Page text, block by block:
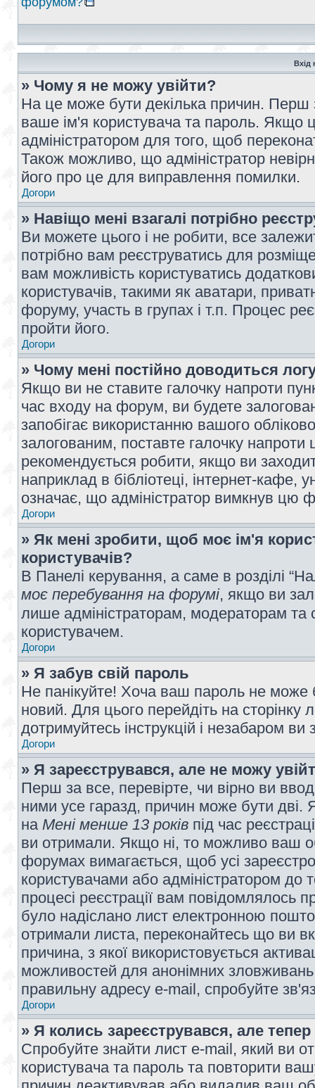
Вхід
» Чому я не можу увійти?
На це може бути декілька причин. Перш
ваше ім'я користувача та пароль. Якщо
адміністратором для того, щоб
Також можливо, що адміністратор
його про це для виправлення помилки.
Догори
» Навіщо мені взагалі потрібно
Ви можете цього і не робити, все
потрібно вам реєструватись для
вам можливість користуватись
користувачів, такими як аватари,
форуму, участь в групах і т.п. Процес
пройти його.
Догори
» Чому мені постійно доводиться
Якщо ви не ставите галочку напроти
час входу на форум, ви будете
запобігає використанню вашого
залогованим, поставте галочку
рекомендується робити, якщо ви
наприклад в бібліотеці, інтернет-кафе,
означає, що адміністратор вимкнув цю
Догори
» Як мені зробити, щоб моє ім'я
користувачів?
В Панелі керування, а саме в розділі
моє перебування на форумі, якщо ви
лише адміністраторам, модераторам
користувачем.
Догори
» Я забув свій пароль
Не панікуйте! Хоча ваш пароль не може
новий. Для цього перейдіть на сторінку
дотримуйтесь інструкцій і незабаром
Догори
» Я зареєструвався, але не можу
Перш за все, перевірте, чи вірно ви
ними усе гаразд, причин може бути дві.
на Мені менше 13 років під час
ви отримали. Якщо ні, то можливо ваш
форумах вимагається, щоб усі
користувачами або адміністратором до
процесі реєстрації вам повідомлялось
було надіслано лист електронною
отримали листа, переконайтесь що ви
причина, з якої використовується
можливостей для анонімних
правильну адресу e-mail, спробуйте
Догори
» Я колись зареєструвався, але
Спробуйте знайти лист e-mail, який ви
користувача та пароль та повторити